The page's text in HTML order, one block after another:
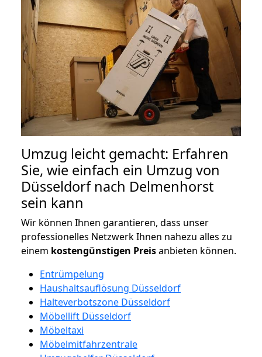
Umzug leicht gemacht: Erfahren
Sie, wie einfach ein Umzug von
Düsseldorf nach Delmenhorst
sein kann
Wir können Ihnen garantieren, dass unser
professionelles Netzwerk Ihnen nahezu alles zu
einem kostengünstigen Preisanbieten können.
Entrümpelung
Haushaltsauflösung Düsseldorf
Halteverbotszone Düsseldorf
Möbellift Düsseldorf
Möbeltaxi
Möbelmitfahrzentrale